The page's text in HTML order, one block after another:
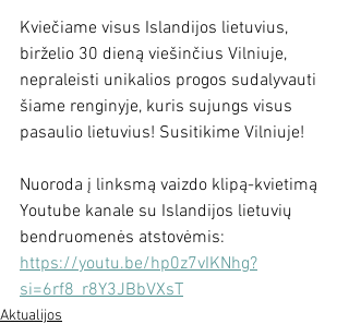
Kviečiame visus Islandijos lietuvius,
birželio 30 dieną viešinčius Vilniuje,
nepraleisti unikalios progos sudalyvauti
šiame renginyje, kuris sujungs visus
pasaulio lietuvius! Susitikime Vilniuje!
Nuoroda į linksmą vaizdo klipą-kvietimą
Youtube kanale su Islandijos lietuvių
bendruomenės atstovėmis:
https://youtu.be/hp0z7vIKNhg?
si=6rf8_r8Y3JBbVXsT
Aktualijos